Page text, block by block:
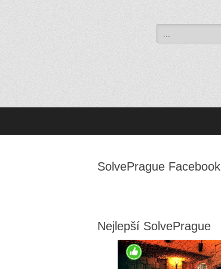
for:
SolvePrague Facebook
Nejlepší SolvePrague